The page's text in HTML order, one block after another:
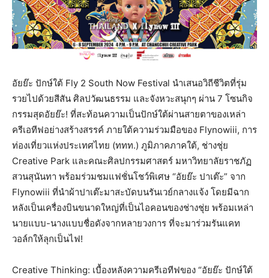
อัยย๊ะ ปักษ์ใต้ Fly 2 South Now Festival นำเสนอวิถีชีวิตที่รุ่ม
รวยไปด้วยสีสัน ศิลปวัฒนธรรม และจังหวะสนุกๆ ผ่าน 7 โซนกิจ
กรรมสุดอัยย๊ะ! ที่สะท้อนความเป็นปักษ์ใต้ผ่านสายตาของเหล่า
ครีเอทีฟอย่างสร้างสรรค์ ภายใต้ความร่วมมือของ Flynowiii, การ
ท่องเที่ยวแห่งประเทศไทย (ททท.) ภูมิภาคภาคใต้, ช่างชุ่ย
Creative Park และคณะศิลปกรรมศาสตร์ มหาวิทยาลัยราชภัฏ
สวนสุนันทา พร้อมร่วมชมแฟชั่นโชว์พิเศษ “อัยย๊ะ ปาเต๊ะ” จาก
Flynowiii ที่นำผ้าปาเต๊ะมาสะบัดบนรันเวย์กลางแจ้ง โดยมีฉาก
หลังเป็นเครื่องบินขนาดใหญ่ที่เป็นไอคอนของช่างชุ่ย พร้อมเหล่า
นายแบบ-นางแบบชื่อดังจากหลายวงการ ที่จะมาร่วมรันแคท
วอล์กให้ลุกเป็นไฟ!
Creative Thinking: เบื้องหลังความครีเอทีฟของ “อัยย๊ะ ปักษ์ใต้